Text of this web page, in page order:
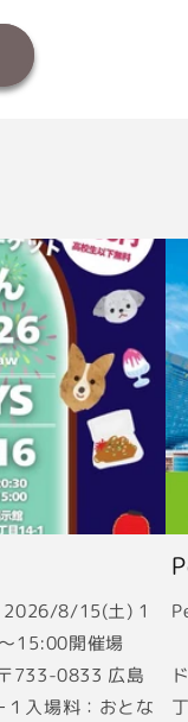
2026/8/15(土) 1
15:00開催場
733-0833 広島
入場料：おとな